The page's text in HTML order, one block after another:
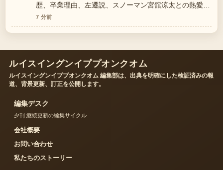
歴、卒業理由、左遷説、スノーマン宮舘涼太との熱愛を
全解説 の整理がとても分かりやすいです。今日の中で
も特に読みやすいです。
7 分前
ルイスイングンイププオンクオム
ルイスイングンイププオンクオム 編集部は、出典を明確にした検証済みの報
道、背景更新、訂正を公開します。
編集デスク
夕刊 継続更新の編集サイクル
会社概要
お問い合わせ
私たちのストーリー